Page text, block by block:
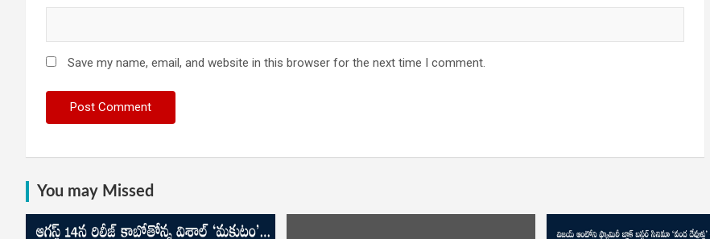
Save my name, email, and website in this browser for the next time I comment.
You may Missed